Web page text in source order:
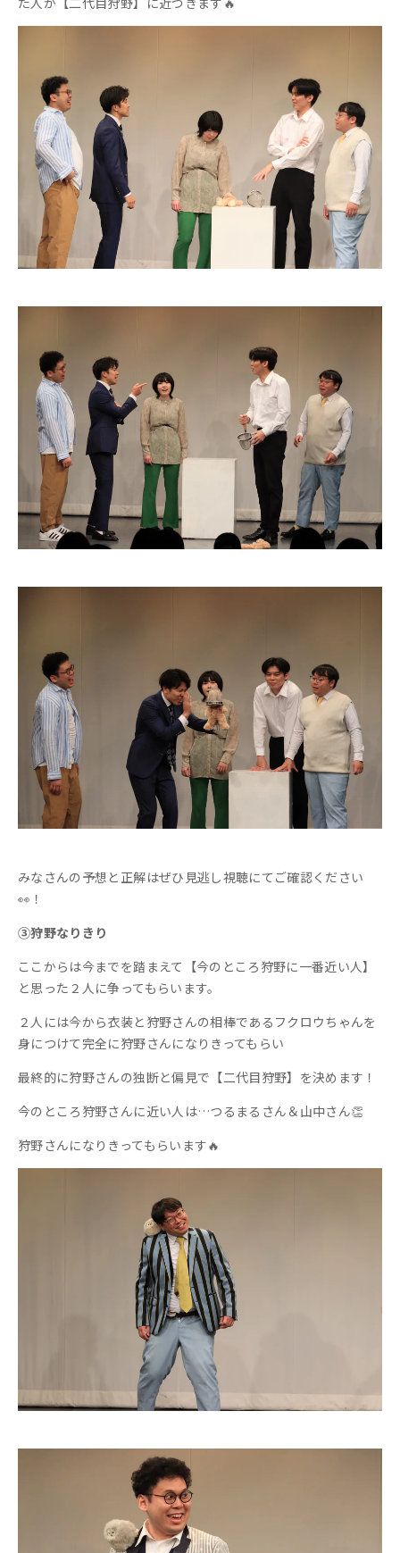
みなさんの予想と正解はぜひ見逃し視聴にてご確認ください
👀！
③狩野なりきり
ここからは今までを踏まえて【今のところ狩野に一番近い人】
と思った２人に争ってもらいます。
２人には今から衣装と狩野さんの相棒であるフクロウちゃんを
身につけて完全に狩野さんになりきってもらい
最終的に狩野さんの独断と偏見で【二代目狩野】を決めます！
今のところ狩野さんに近い人は…つるまるさん＆山中さん👏
狩野さんになりきってもらいます🔥